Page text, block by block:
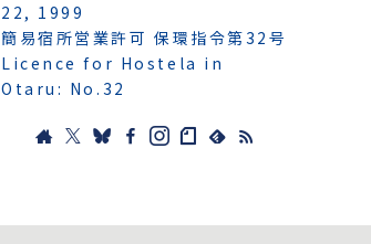
22, 1999
簡易宿所営業許可 保環指令第32号
Licence for Hostela in
Otaru: No.32